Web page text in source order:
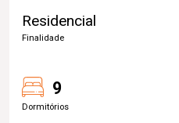
Residencial
Finalidade
9
Dormitórios